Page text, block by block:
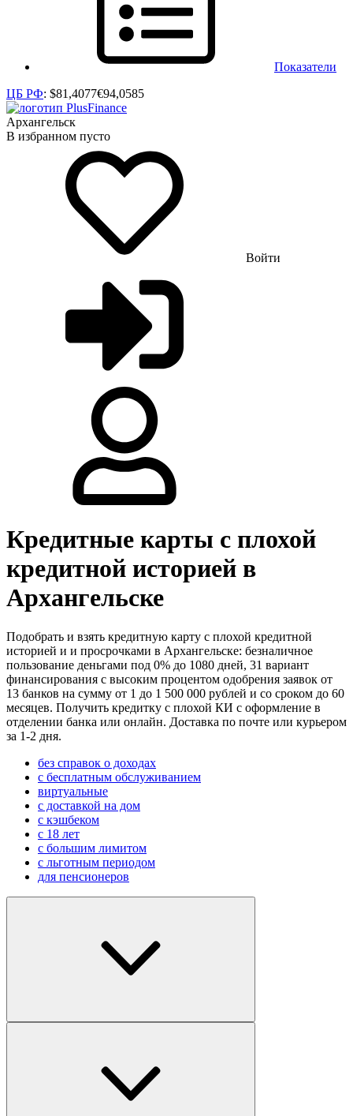
Показатели
ЦБ РФ: $81,4077€94,0585
Архангельск
В избранном пусто
Войти
Кредитные карты с плохой
кредитной историей в
Архангельске
Подобрать и взять кредитную карту с плохой кредитной
историей и и просрочками в Архангельске: безналичное
пользование деньгами под 0% до 1080 дней, 31 вариант
финансирования с высоким процентом одобрения заявок от
13 банков на сумму от 1 до 1 500 000 рублей и со сроком до 60
месяцев. Получить кредитку с плохой КИ с оформление в
отделении банка или онлайн. Доставка по почте или курьером
за 1-2 дня.
без справок о доходах
с бесплатным обслуживанием
виртуальные
с доставкой на дом
с кэшбеком
с 18 лет
с большим лимитом
с льготным периодом
для пенсионеров